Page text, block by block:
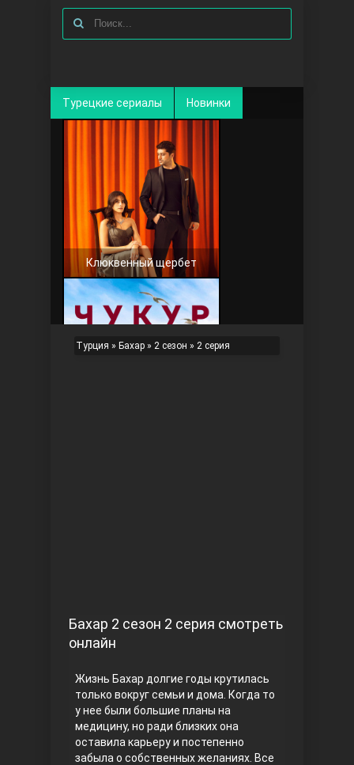
Турецкие сериалы Новинки
Клюквенный щербет
Правосyдие
Турция » Бахар » 2 сезон » 2 серия
Бахар 2 сезон 2 серия смотреть
онлайн
Жизнь Бахар долгие годы крутилась
только вокруг семьи и дома. Когда то
у нее были большие планы на
медицину, но ради близких она
оставила карьеру и постепенно
забыла о собственных желаниях. Все